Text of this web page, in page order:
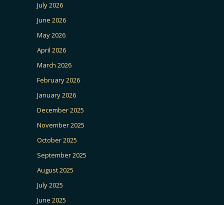
July 2026
June 2026
May 2026
April 2026
March 2026
February 2026
January 2026
December 2025
November 2025
October 2025
September 2025
August 2025
July 2025
June 2025